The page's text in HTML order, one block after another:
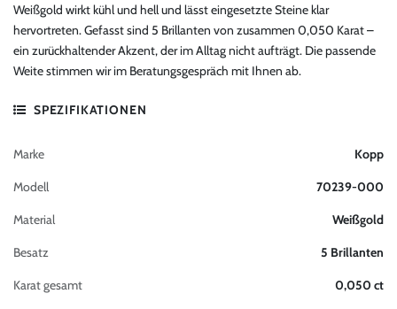
Weißgold wirkt kühl und hell und lässt eingesetzte Steine klar
hervortreten. Gefasst sind 5 Brillanten von zusammen 0,050 Karat –
ein zurückhaltender Akzent, der im Alltag nicht aufträgt. Die passende
Weite stimmen wir im Beratungsgespräch mit Ihnen ab.
SPEZIFIKATIONEN
Marke Kopp
Modell 70239-000
Material Weißgold
Besatz 5 Brillanten
Karat gesamt 0,050 ct